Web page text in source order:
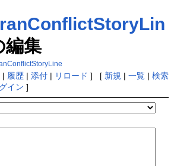
編集
| 履歴| 添付| リロード ] [ 新規 | 一覧| 検索
イン ]